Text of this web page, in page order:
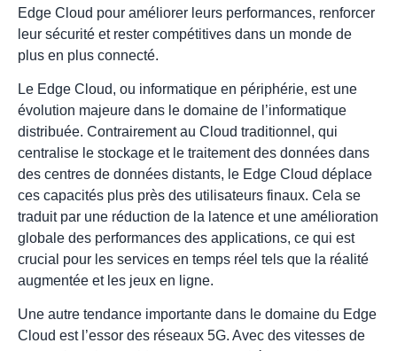
Edge Cloud pour améliorer leurs performances, renforcer
leur sécurité et rester compétitives dans un monde de
plus en plus connecté.
Le Edge Cloud, ou informatique en périphérie, est une
évolution majeure dans le domaine de l’informatique
distribuée. Contrairement au Cloud traditionnel, qui
centralise le stockage et le traitement des données dans
des centres de données distants, le Edge Cloud déplace
ces capacités plus près des utilisateurs finaux. Cela se
traduit par une réduction de la latence et une amélioration
globale des performances des applications, ce qui est
crucial pour les services en temps réel tels que la réalité
augmentée et les jeux en ligne.
Une autre tendance importante dans le domaine du Edge
Cloud est l’essor des réseaux 5G. Avec des vitesses de